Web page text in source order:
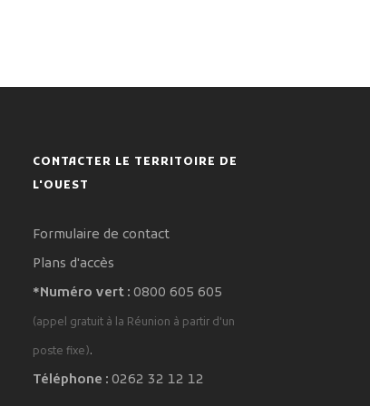
CONTACTER LE TERRITOIRE DE
L'OUEST
Formulaire de contact
Plans d'accès
*Numéro vert : 0800 605 605
(appel gratuit à la Réunion à partir d'un
poste fixe).
Téléphone : 0262 32 12 12